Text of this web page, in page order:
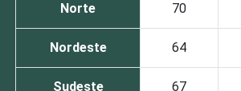
Norte 70
Nordeste 64
Sudeste 67